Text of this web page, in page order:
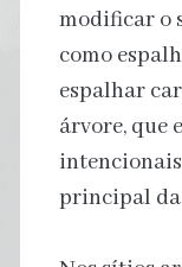
modificar o
como
espalhar
árvore, que
principal da